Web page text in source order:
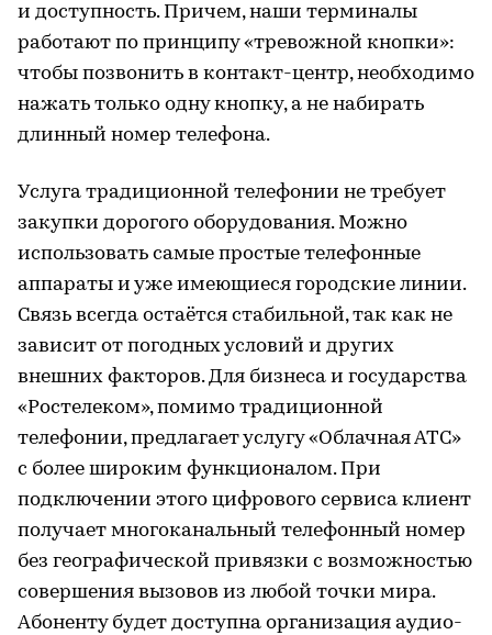
и доступность. Причем, наши терминалы
работают по принципу «тревожной кнопки»:
чтобы позвонить в контакт-центр, необходимо
нажать только одну кнопку, а не набирать
длинный номер телефона.
Услуга традиционной телефонии не требует
закупки дорогого оборудования. Можно
использовать самые простые телефонные
аппараты и уже имеющиеся городские линии.
Связь всегда остаётся стабильной, так как не
зависит от погодных условий и других
внешних факторов. Для бизнеса и государства
«Ростелеком», помимо традиционной
телефонии, предлагает услугу «Облачная АТС»
с более широким функционалом. При
подключении этого цифрового сервиса клиент
получает многоканальный телефонный номер
без географической привязки с возможностью
совершения вызовов из любой точки мира.
Абоненту будет доступна организация аудио-